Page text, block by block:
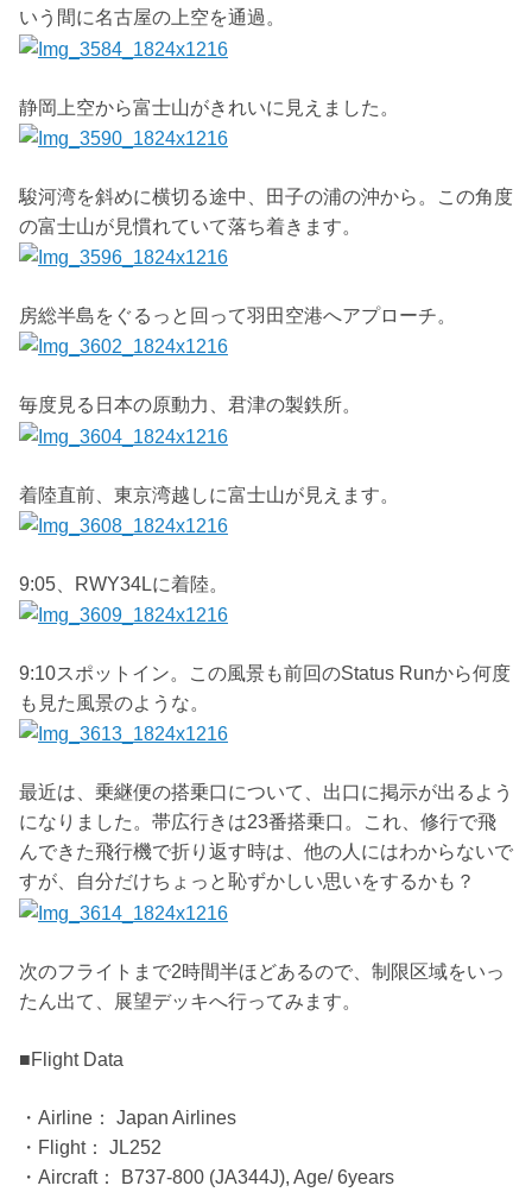
いう間に名古屋の上空を通過。
静岡上空から富士山がきれいに見えました。
駿河湾を斜めに横切る途中、田子の浦の沖から。この角度
の富士山が見慣れていて落ち着きます。
房総半島をぐるっと回って羽田空港へアプローチ。
毎度見る日本の原動力、君津の製鉄所。
着陸直前、東京湾越しに富士山が見えます。
9:05、RWY34Lに着陸。
9:10スポットイン。この風景も前回のStatus Runから何度
も見た風景のような。
最近は、乗継便の搭乗口について、出口に掲示が出るよう
になりました。帯広行きは23番搭乗口。これ、修行で飛
んできた飛行機で折り返す時は、他の人にはわからないで
すが、自分だけちょっと恥ずかしい思いをするかも？
次のフライトまで2時間半ほどあるので、制限区域をいっ
たん出て、展望デッキへ行ってみます。
■Flight Data
・Airline： Japan Airlines
・Flight： JL252
・Aircraft： B737-800 (JA344J), Age/ 6years